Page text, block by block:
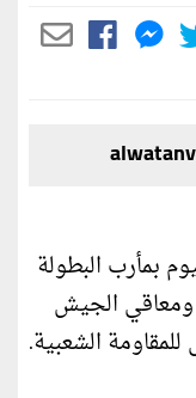
بمأرب البطولة
ومعاقي الجيش
الشعبية.